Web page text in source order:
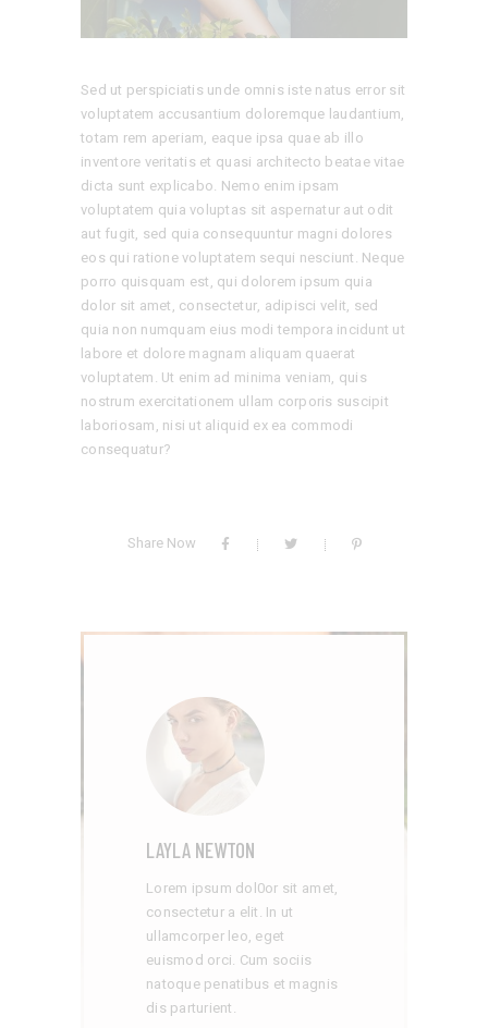
Sed ut perspiciatis unde omnis iste natus error sit
voluptatem accusantium doloremque laudantium,
totam rem aperiam, eaque ipsa quae ab illo
inventore veritatis et quasi architecto beatae vitae
dicta sunt explicabo. Nemo enim ipsam
voluptatem quia voluptas sit aspernatur aut odit
aut fugit, sed quia consequuntur magni dolores
eos qui ratione voluptatem sequi nesciunt. Neque
porro quisquam est, qui dolorem ipsum quia
dolor sit amet, consectetur, adipisci velit, sed
quia non numquam eius modi tempora incidunt ut
labore et dolore magnam aliquam quaerat
voluptatem. Ut enim ad minima veniam, quis
nostrum exercitationem ullam corporis suscipit
laboriosam, nisi ut aliquid ex ea commodi
consequatur?
Share Now
LAYLA NEWTON
Lorem ipsum dol0or sit amet,
consectetur a elit. In ut
ullamcorper leo, eget
euismod orci. Cum sociis
natoque penatibus et magnis
dis parturient.